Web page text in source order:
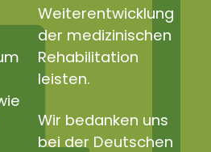
Weiterentwicklung
der medizinischen
Rehabilitation
leisten.
Wir bedanken uns
bei der Deutschen